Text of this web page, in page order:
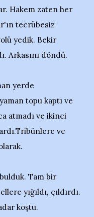
Hakem zaten her
tecrübesiz
yedik. Bekir
Arkasını döndü.
yerde
topu kaptı ve
atmadı ve ikinci
ve
Tam bir
yığıldı, çıldırdı.
koştu.